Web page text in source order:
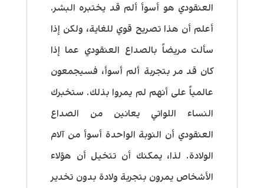
العنقودي هو أسوأ ألم قد يختبره البشر.
أعلم أن هذا تصريح قوي للغاية، ولكن إذا
سألت مريضاً بالصداع العنقودي عما إذا
كان قد مر بتجربة ألم أسوأ، فسيجمعون
عالمياً على أنهم لم يمروا بذلك. ستخبرك
النساء اللواتي يعانين من الصداع
العنقودي أن النوبة الواحدة أسوأ من آلام
الولادة. لذا، يمكنك أن تتخيل أن هؤلاء
الأشخاص يمرون بتجربة ولادة بدون تخدير